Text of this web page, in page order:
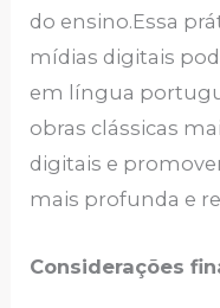
do ensino.Essa
mídias digitais
em língua
obras clássicas
digitais e
mais profunda e
Considerações